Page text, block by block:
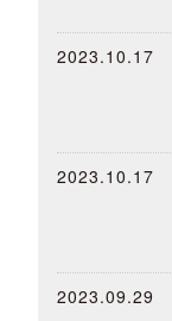
2023.10.17
2023.10.17
2023.09.29